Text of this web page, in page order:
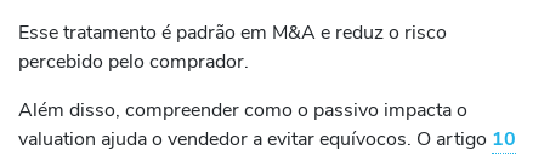
Esse tratamento é padrão em M&A e reduz o risco
percebido pelo comprador.
Além disso, compreender como o passivo impacta o
valuation ajuda o vendedor a evitar equívocos. O artigo 10